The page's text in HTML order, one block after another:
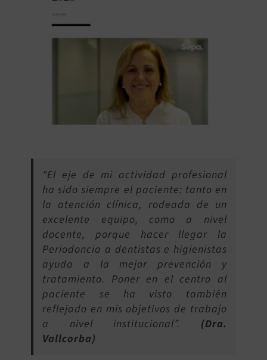
"El eje de mi actividad profesional
ha sido siempre el paciente: tanto en
la atención clínica, rodeada de un
excelente equipo, como a nivel
docente, porque hacer llegar la
Periodoncia a dentistas e higienistas
ayuda a la mejor prevención y
tratamiento. Poner en el centro al
paciente se ha visto también
reflejado en mis objetivos de trabajo
a nivel institucional”. (Dra.
Vallcorba)